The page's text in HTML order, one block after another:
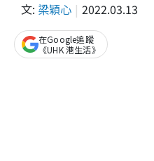
文: 梁穎心 2022.03.13
在Google追蹤
《UHK 港生活》